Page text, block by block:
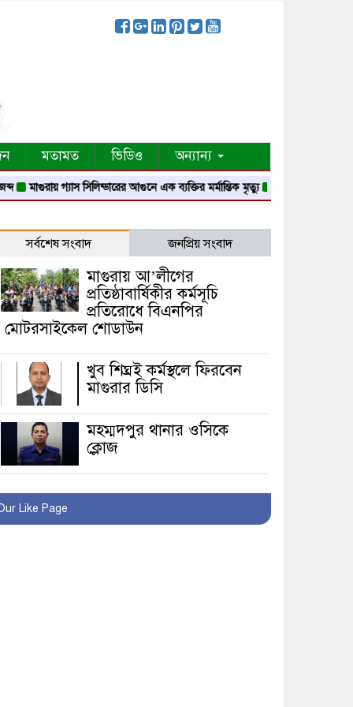
মতামত ভিডিও অন্যান্য
গ্যাস সিলিন্ডারের আগুনে এক ব্যক্তির মর্মান্তিক মৃত্যু দেশজুড়ে পুলিশের রেড এলার্ট
সর্বশেষ সংবাদ জনপ্রিয় সংবাদ
মাগুরায় আ’লীগের
প্রতিষ্ঠাবার্ষিকীর কর্মসূচি
প্রতিরোধে বিএনপির
মোটরসাইকেল শোডাউন
খুব শিঘ্রই কর্মস্থলে ফিরবেন
মাগুরার ডিসি
মহম্মদপুর থানার ওসিকে
ক্লোজ
বাবার হাতে বিক্রি টুকটুকি
ফিরলো মায়ের কোলে
Like Page